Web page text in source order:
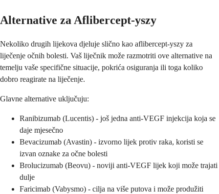
Alternative za Aflibercept-yszy
Nekoliko drugih lijekova djeluje slično kao aflibercept-yszy za
liječenje očnih bolesti. Vaš liječnik može razmotriti ove alternative na
temelju vaše specifične situacije, pokrića osiguranja ili toga koliko
dobro reagirate na liječenje.
Glavne alternative uključuju:
Ranibizumab (Lucentis) - još jedna anti-VEGF injekcija koja se
daje mjesečno
Bevacizumab (Avastin) - izvorno lijek protiv raka, koristi se
izvan oznake za očne bolesti
Brolucizumab (Beovu) - noviji anti-VEGF lijek koji može trajati
dulje
Faricimab (Vabysmo) - cilja na više putova i može produžiti